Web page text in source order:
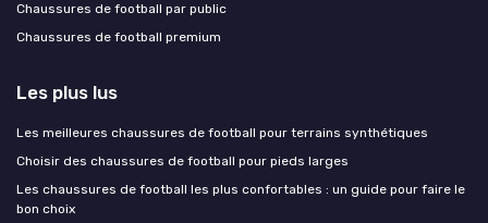
Chaussures de football par public
Chaussures de football premium
Les plus lus
Les meilleures chaussures de football pour terrains synthétiques
Choisir des chaussures de football pour pieds larges
Les chaussures de football les plus confortables : un guide pour faire le
bon choix